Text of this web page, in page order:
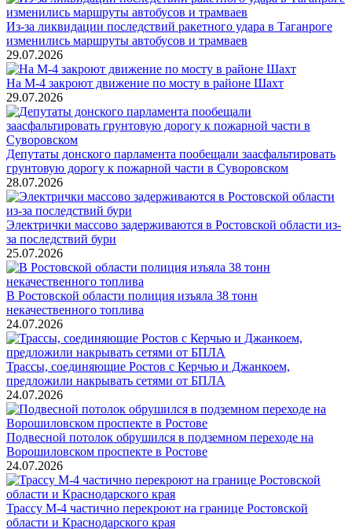
Из-за ликвидации последствий ракетного удара в Таганроге
изменились маршруты автобусов и трамваев
29.07.2026
На М-4 закроют движение по мосту в районе Шахт
29.07.2026
Депутаты донского парламента пообещали заасфальтировать
грунтовую дорогу к пожарной части в Суворовском
28.07.2026
Электрички массово задерживаются в Ростовской области из-
за последствий бури
25.07.2026
В Ростовской области полиция изъяла 38 тонн
некачественного топлива
24.07.2026
Трассы, соединяющие Ростов с Керчью и Джанкоем,
предложили накрывать сетями от БПЛА
24.07.2026
Подвесной потолок обрушился в подземном переходе на
Ворошиловском проспекте в Ростове
24.07.2026
Трассу М-4 частично перекроют на границе Ростовской
области и Краснодарского края